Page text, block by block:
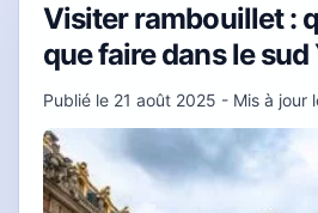
Visiter rambouillet :
que faire dans le
Publié le 21 août 2025 - Mis à jour